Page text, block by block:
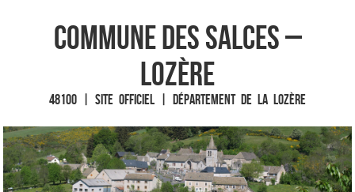
Commune des Salces –
Lozère
48100 | Site officiel | Département de la Lozère